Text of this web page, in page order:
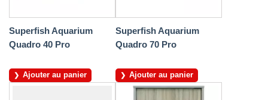
Superfish Aquarium
Quadro 40 Pro
Ajouter au panier
Superfish Aquarium
Quadro 70 Pro
Ajouter au panier